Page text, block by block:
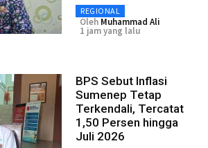
REGIONAL
Oleh Muhammad Ali
1 jam yang lalu
BPS Sebut Inflasi
Sumenep Tetap
Terkendali, Tercatat
1,50 Persen hingga
Juli 2026